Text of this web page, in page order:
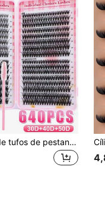
640 peças de tufos de pestanas DIY de haste única, extensões de pestanas volumosas e fofas com curvatura D, design de comprimento misto de 8-16 mm, adequadas para vários looks de maquilhagem, conjunto para ampliar o olhar com cola de pestanas e pinça, pestanas leves, excelente relação custo-benefício, perfeitas para iniciantes em maquilhagem, adequadas para uso diário, festas e outras ocasiões, para ela